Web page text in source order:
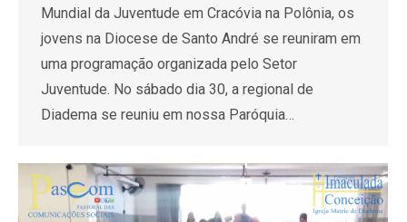
Mundial da Juventude em Cracóvia na Polônia, os
jovens na Diocese de Santo André se reuniram em
uma programação organizada pelo Setor
Juventude. No sábado dia 30, a regional de
Diadema se reuniu em nossa Paróquia…